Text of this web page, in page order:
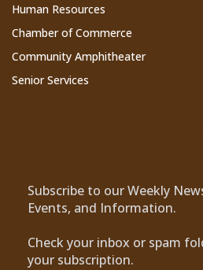
Human Resources
Chamber of Commerce
Community Amphitheater
Senior Services
Subscribe to our Weekly
Events, and Information.
Check your inbox or spam
your subscription.